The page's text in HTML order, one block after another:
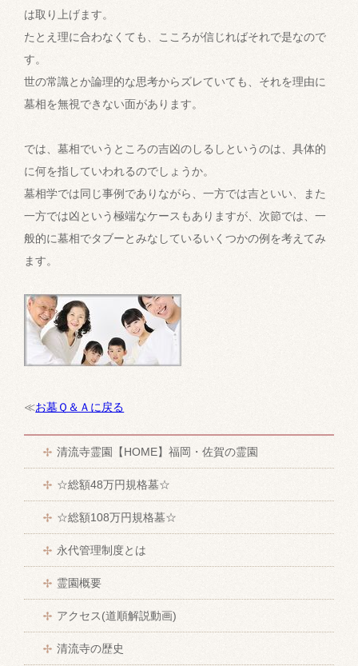
は取り上げます。
たとえ理に合わなくても、こころが信じればそれで是なので
す。
世の常識とか論理的な思考からズレていても、それを理由に
墓相を無視できない面があります。
では、墓相でいうところの吉凶のしるしというのは、具体的
に何を指していわれるのでしょうか。
墓相学では同じ事例でありながら、一方では吉といい、また
一方では凶という極端なケースもありますが、次節では、一
般的に墓相でタブーとみなしているいくつかの例を考えてみ
ます。
≪お墓Ｑ＆Ａに戻る
清流寺霊園【HOME】福岡・佐賀の霊園
☆総額48万円規格墓☆
☆総額108万円規格墓☆
永代管理制度とは
霊園概要
アクセス(道順解説動画)
清流寺の歴史